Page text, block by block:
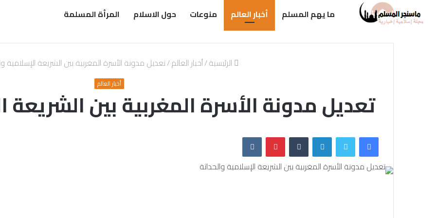
ما يهم المسلم أخبار العالم منوعات حول الاسلام المرأة المسلمة
الرئيسية/أخبار العالم/تعديل مدونة الأسرة المغربية بين الشريعة الإسلامية
أخبار العالم
تعديل مدونة الأسرة المغربية بين الشريعة
فيسبوكتويتر لينكدإن بينتيريست